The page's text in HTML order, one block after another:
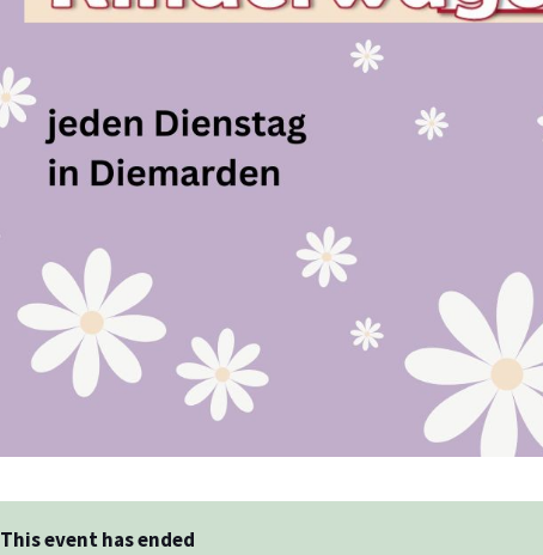
This event has ended